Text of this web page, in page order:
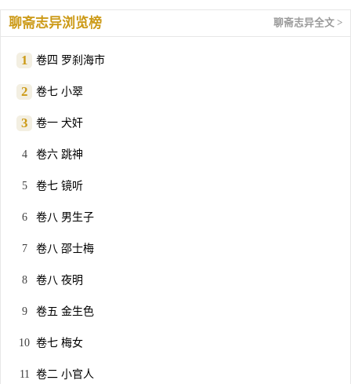
聊斋志异浏览榜 聊斋志异全文 >
卷四 罗刹海市
卷七 小翠
卷一 犬奸
卷六 跳神
卷七 镜听
卷八 男生子
卷八 邵士梅
卷八 夜明
卷五 金生色
卷七 梅女
卷二 小官人